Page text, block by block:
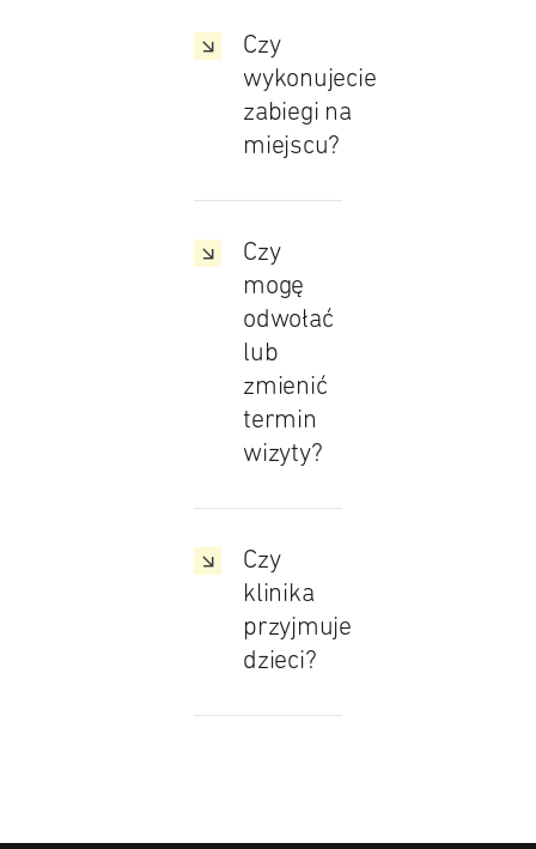
Czy
wykonujecie
zabiegi na
miejscu?
Czy
mogę
odwołać
lub
zmienić
termin
wizyty?
Czy
klinika
przyjmuje
dzieci?